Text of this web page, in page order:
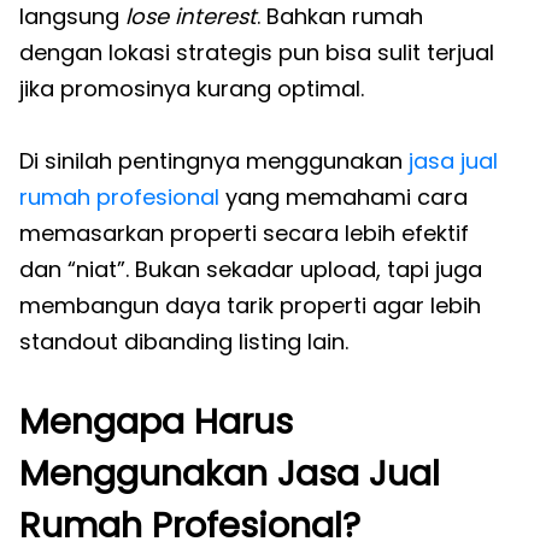
langsung lose interest. Bahkan rumah
dengan lokasi strategis pun bisa sulit terjual
jika promosinya kurang optimal.
Di sinilah pentingnya menggunakan jasa jual
rumah profesional yang memahami cara
memasarkan properti secara lebih efektif
dan “niat”. Bukan sekadar upload, tapi juga
membangun daya tarik properti agar lebih
standout dibanding listing lain.
Mengapa Harus
Menggunakan Jasa Jual
Rumah Profesional?